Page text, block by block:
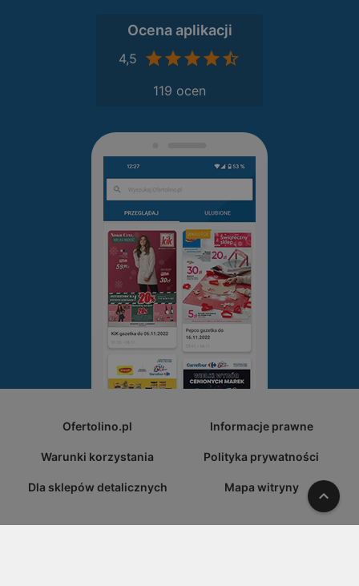
Ocena aplikacji
4,5
119 ocen
Ofertolino.pl Informacje prawne
Warunki korzystania Polityka prywatności
Dla sklepów detalicznych Mapa witryny W